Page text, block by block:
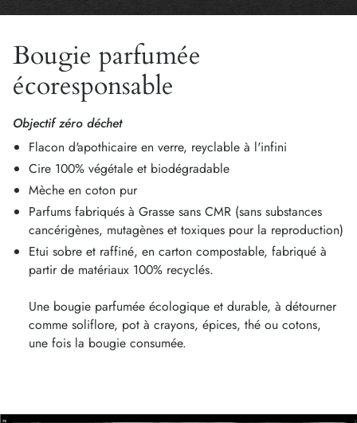
Dans sonjoli pot d'apothicaire ambré, cette bougie
les décorations d’intérieur.
Nos bougies sont coulées à la main par un artisan
cirier dans un délicat flacon en verre ambré. Un
contenant à l'image des pommadiers de nos
apothicaires du XVIIIe siècle. Un niveau de qualité et
de concentration en parfum qui garantissent une
superbe diffusion des fragrances dans votre pièce.
À noter qu'en aromachologie, lesfragrances boisées
et épicéesdes conifères (tels que le Cèdre) et du
Girofle sont reconnues pour leurseffets stimulants et
anti-stress.
Le cadeau parfait pour les petites et grandes
occasions. Idéal pour un moment en tête à tête, un
anniversaire, un diner en amoureux, une fête ou un
Bougie parfumée
écoresponsable
Objectif zéro déchet
Flacon d'apothicaire en verre, reyclable à l'infini
Cire 100% végétale et biodégradable
Mèche en coton pur
Parfums fabriqués à Grasse sans CMR (sans substances
cancérigènes, mutagènes et toxiques pour la reproduction)
Etui sobre et raffiné, en carton compostable, fabriqué à
partir de matériaux 100% recyclés.
Une bougie parfumée écologique et durable, à détourner
comme soliflore, pot à crayons, épices, thé ou cotons,
une fois la bougie consumée.